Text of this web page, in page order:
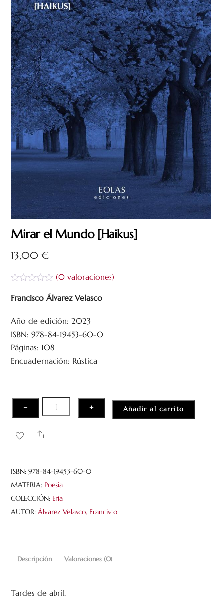
Mirar el Mundo [Haikus]
13,00€
a
r
d
o
c
o
5
(0valoraciones)
Francisco Álvarez Velasco
Año de edición: 2023
ISBN: 978-84-19453-60-0
Páginas: 108
Encuadernación: Rústica
−
Mirar
el
Mundo
+ Añadir al carrito
Share
ISBN:978-84-19453-60-0
MATERIA: Poesia
COLECCIÓN: Eria
AUTOR:Álvarez Velasco, Francisco
Descripción Valoraciones (0)
Tardes de abril.